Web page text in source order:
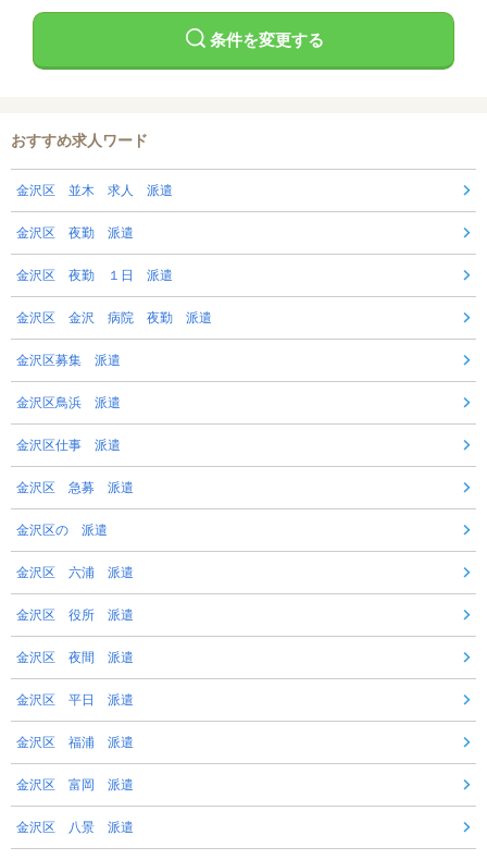
条件を変更する
おすすめ求人ワード
金沢区 並木 求人 派遣
金沢区 夜勤 派遣
金沢区 夜勤 １日 派遣
金沢区 金沢 病院 夜勤 派遣
金沢区募集 派遣
金沢区鳥浜 派遣
金沢区仕事 派遣
金沢区 急募 派遣
金沢区の 派遣
金沢区 六浦 派遣
金沢区 役所 派遣
金沢区 夜間 派遣
金沢区 平日 派遣
金沢区 福浦 派遣
金沢区 富岡 派遣
金沢区 八景 派遣